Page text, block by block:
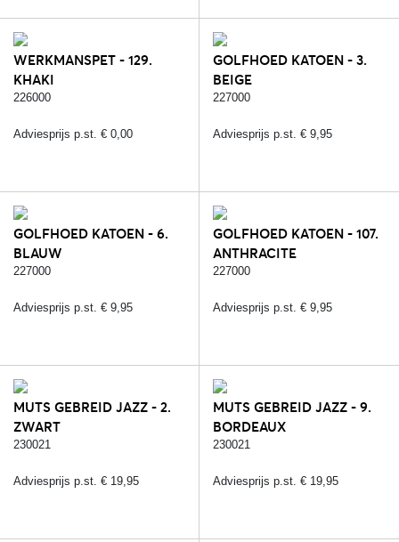
WERKMANSPET - 129.
KHAKI
226000
Adviesprijs p.st. € 0,00
GOLFHOED KATOEN - 3.
BEIGE
227000
Adviesprijs p.st. € 9,95
GOLFHOED KATOEN - 6.
BLAUW
227000
Adviesprijs p.st. € 9,95
GOLFHOED KATOEN - 107.
ANTHRACITE
227000
Adviesprijs p.st. € 9,95
MUTS GEBREID JAZZ - 2.
ZWART
230021
Adviesprijs p.st. € 19,95
MUTS GEBREID JAZZ - 9.
BORDEAUX
230021
Adviesprijs p.st. € 19,95